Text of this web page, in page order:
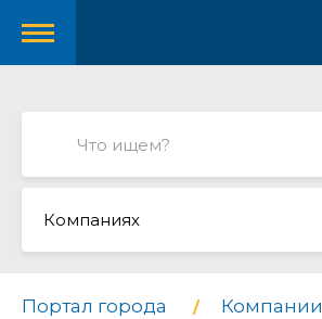
Компаниях
Портал города
Компании